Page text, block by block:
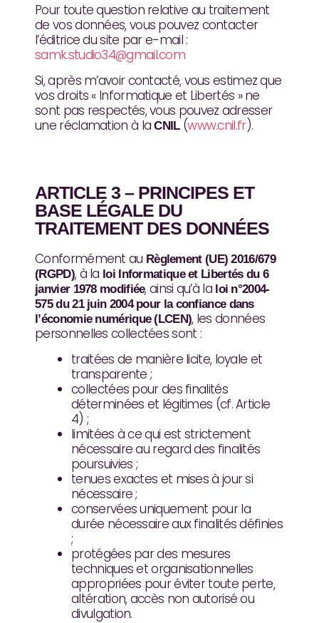
Pour toute question relative au traitement
de vos données, vous pouvez contacter
l’éditrice du site par e-mail :
samk.studio34@gmail.com
Si, après m’avoir contacté, vous estimez que
vos droits « Informatique et Libertés » ne
sont pas respectés, vous pouvez adresser
une réclamation à laCNIL(www.cnil.fr).
ARTICLE 3 – PRINCIPES ET
BASE LÉGALE DU
TRAITEMENT DES DONNÉES
Conformément au Règlement (UE) 2016/679
(RGPD), à la loi Informatique et Libertés du 6
janvier 1978 modifiée, ainsi qu’à la loi n°2004-
575 du 21 juin 2004 pour la confiance dans
l’économie numérique (LCEN), les données
personnelles collectées sont :
traitées de manière licite, loyale et
transparente ;
collectées pour des finalités
déterminées et légitimes (cf. Article
4) ;
limitées à ce qui est strictement
nécessaire au regard des finalités
poursuivies ;
tenues exactes et mises à jour si
nécessaire ;
conservées uniquement pour la
durée nécessaire aux finalités définies
;
protégées par des mesures
techniques et organisationnelles
appropriées pour éviter toute perte,
altération, accès non autorisé ou
divulgation.